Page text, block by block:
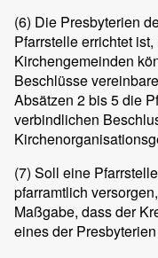
(6) Die Presbyterien
Pfarrstelle errichtet
Kirchengemeinden
Beschlüsse
Absätzen 2 bis 5 die
verbindlichen
(7) Soll eine
pfarramtlich
Maßgabe, dass der
eines der Presbyterien